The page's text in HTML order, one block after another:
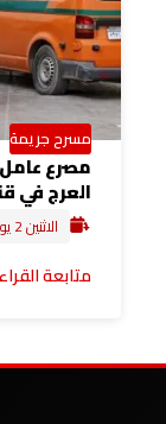
مسرح جريمة
مصرع
العرج في
الاثنين 2 يونيو 2025 12:23 م
متابعة